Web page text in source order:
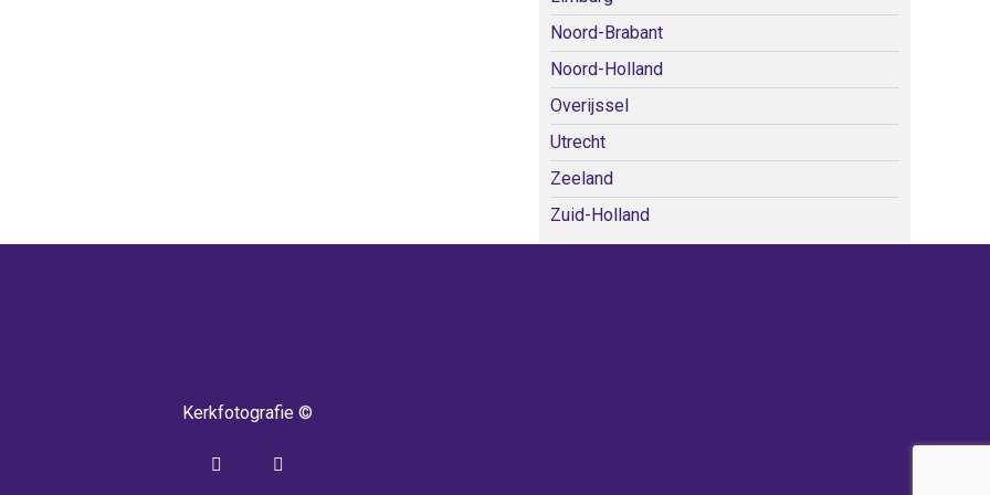
Noord-Brabant
Noord-Holland
Overijssel
Utrecht
Zeeland
Zuid-Holland
Kerkfotografie ©